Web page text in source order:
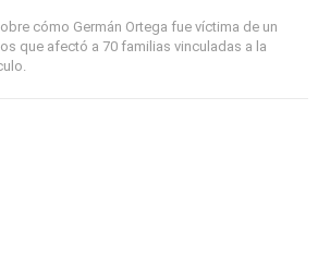
cómo Germán Ortega fue víctima de un
que afectó a 70 familias vinculadas a la